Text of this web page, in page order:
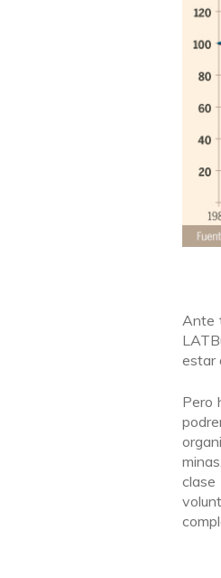
Ante
estar
Pero